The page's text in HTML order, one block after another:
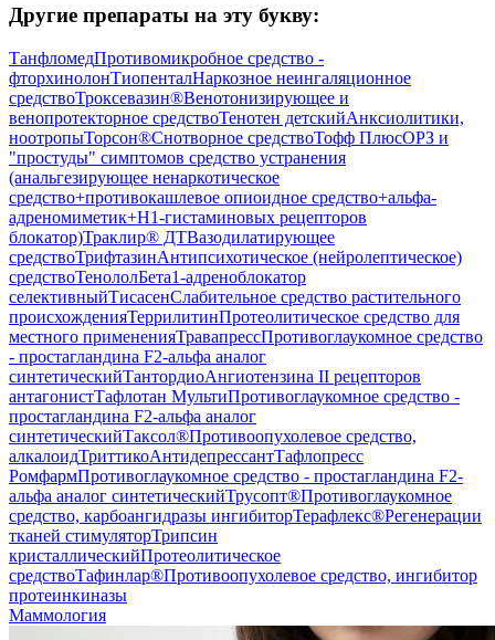
Другие препараты на эту букву:
ТанфломедПротивомикробное средство -
фторхинолонТиопенталНаркозное неингаляционное
средствоТроксевазин®Венотонизирующее и
венопротекторное средствоТенотен детскийАнксиолитики,
ноотропыТорсон®Снотворное средствоТофф ПлюсОРЗ и
"простуды" симптомов средство устранения
(анальгезирующее ненаркотическое
средство+противокашлевое опиоидное средство+альфа-
адреномиметик+H1-гистаминовых рецепторов
блокатор)Траклир® ДТВазодилатирующее
средствоТрифтазинАнтипсихотическое (нейролептическое)
средствоТенололБета1-адреноблокатор
селективныйТисасенСлабительное средство растительного
происхожденияТеррилитинПротеолитическое средство для
местного примененияТравапрессПротивоглаукомное средство
- простагландина F2-альфа аналог
синтетическийТантордиоАнгиотензина II рецепторов
антагонистТафлотан МультиПротивоглаукомное средство -
простагландина F2-альфа аналог
синтетическийТаксол®Противоопухолевое средство,
алкалоидТриттикоАнтидепрессантТафлопресс
РомфармПротивоглаукомное средство - простагландина F2-
альфа аналог синтетическийТрусопт®Противоглаукомное
средство, карбоангидразы ингибиторТерафлекс®Регенерации
тканей стимуляторТрипсин
кристаллическийПротеолитическое
средствоТафинлар®Противоопухолевое средство, ингибитор
протеинкиназы
Маммология